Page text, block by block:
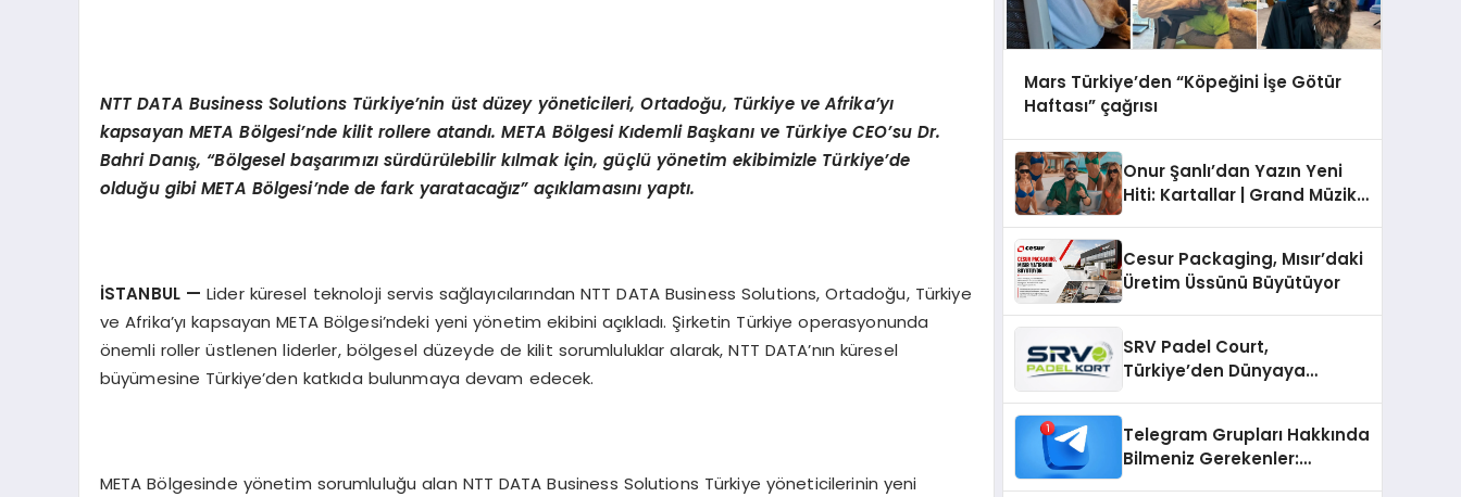
NTT DATA Business Solutions Türkiye’nin üst düzey yöneticileri, Ortadoğu, Türkiye ve Afrika’yı
kapsayan META Bölgesi’nde kilit rollere atandı. META Bölgesi Kıdemli Başkanı ve Türkiye CEO’su Dr.
Bahri Danış, “Bölgesel başarımızı sürdürülebilir kılmak için, güçlü yönetim ekibimizle Türkiye’de
olduğu gibi META Bölgesi’nde de fark yaratacağız” açıklamasını yaptı.
İSTANBUL — Lider küresel teknoloji servis sağlayıcılarından NTT DATA Business Solutions, Ortadoğu, Türkiye
ve Afrika’yı kapsayan META Bölgesi’ndeki yeni yönetim ekibini açıkladı. Şirketin Türkiye operasyonunda
önemli roller üstlenen liderler, bölgesel düzeyde de kilit sorumluluklar alarak, NTT DATA’nın küresel
büyümesine Türkiye’den katkıda bulunmaya devam edecek.
META Bölgesinde yönetim sorumluluğu alan NTT DATA Business Solutions Türkiye yöneticilerinin yeni
Mars Türkiye’den “Köpeğini İşe Götür
Haftası” çağrısı
Onur Şanlı’dan Yazın Yeni
Hiti: Kartallar | Grand Müzik
Cesur Packaging, Mısır’daki
Üretim Üssünü Büyütüyor
SRV Padel Court,
Türkiye’den Dünyaya
Telegram Grupları Hakkında
Bilmeniz Gerekenler: